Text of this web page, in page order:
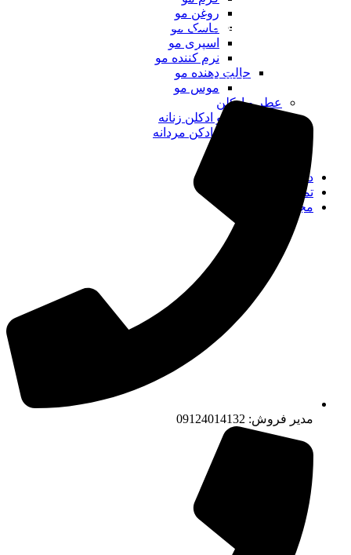
روغن مو
ماسک مو
اسپری مو
نرم کننده مو
حالت دهنده مو
موس مو
عطر و ادکلن
عطر و ادکلن زنانه
عطر و ادکن مردانه
درباره ما
تماس با ما
مجله دونا
ساعات کار فروشگاه برای مراجعه حضوری:
شنبه تا پنجشنبه: از ساعت 10:30 تا 22:0
مدیر فروش: 09124014132